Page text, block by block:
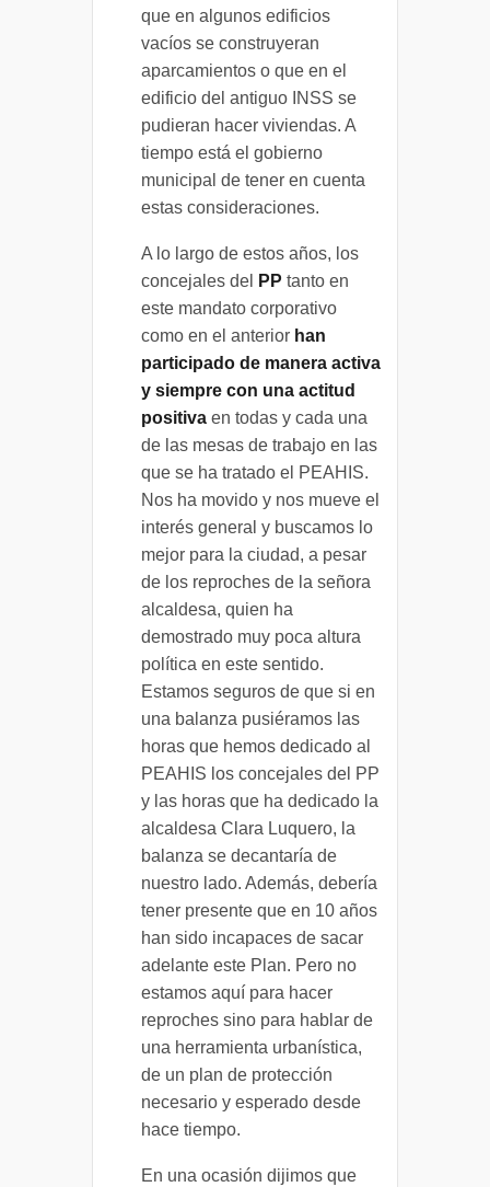
que en algunos edificios
vacíos se construyeran
aparcamientos o que en el
edificio del antiguo INSS se
pudieran hacer viviendas. A
tiempo está el gobierno
municipal de tener en cuenta
estas consideraciones.
A lo largo de estos años, los
concejales del
PP tanto en
este mandato corporativo
como en el anterior han
participado de manera activa
y siempre con una actitud
positiva en todas y cada una
de las mesas de trabajo en las
que se ha tratado el PEAHIS.
Nos ha movido y nos mueve el
interés general y buscamos lo
mejor para la ciudad, a pesar
de los reproches de la señora
alcaldesa, quien ha
demostrado muy poca altura
política en este sentido.
Estamos seguros de que si en
una balanza pusiéramos las
horas que hemos dedicado al
PEAHIS los concejales del PP
y las horas que ha dedicado la
alcaldesa Clara Luquero, la
balanza se decantaría de
nuestro lado. Además, debería
tener presente que en 10 años
han sido incapaces de sacar
adelante este Plan. Pero no
estamos aquí para hacer
reproches sino para hablar de
una herramienta urbanística,
de un plan de protección
necesario y esperado desde
hace tiempo.
En una ocasión dijimos que